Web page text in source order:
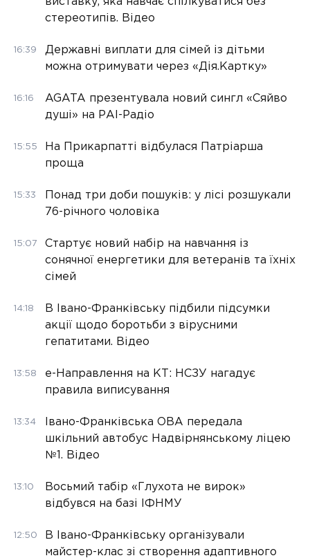
стереотипів. Відео
16:39
Державні виплати для сімей із дітьми
можна отримувати через «Дія.Картку»
16:16
AGATA презентувала новий сингл «Сяйво
душі» на РАІ-Радіо
15:55
На Прикарпатті відбулася Патріарша
проща
15:33
Понад три доби пошуків: у лісі розшукали
76-річного чоловіка
15:07
Стартує новий набір на навчання із
сонячної енергетики для ветеранів та їхніх
сімей
14:18
В Івано-Франківську підбили підсумки
акції щодо боротьби з вірусними
гепатитами. Відео
13:58
е-Направлення на КТ: НСЗУ нагадує
правила виписування
13:34
Івано-Франківська ОВА передала
шкільний автобус Надвірнянському ліцею
№1. Відео
13:10
Восьмий табір «Глухота не вирок»
відбувся на базі ІФНМУ
12:50
В Івано-Франківську організували
майстер-клас зі створення адаптивного